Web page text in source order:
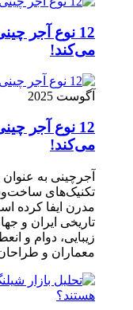
12 نوع آجر
می‌کند!
آگوست 2025
12 نوع آجر
می‌کند!
آجرچینی به
تکنیک‌های
مدرن ایفا کرده
تاریخی ایران و
زیبایی، دوام و
معماران و